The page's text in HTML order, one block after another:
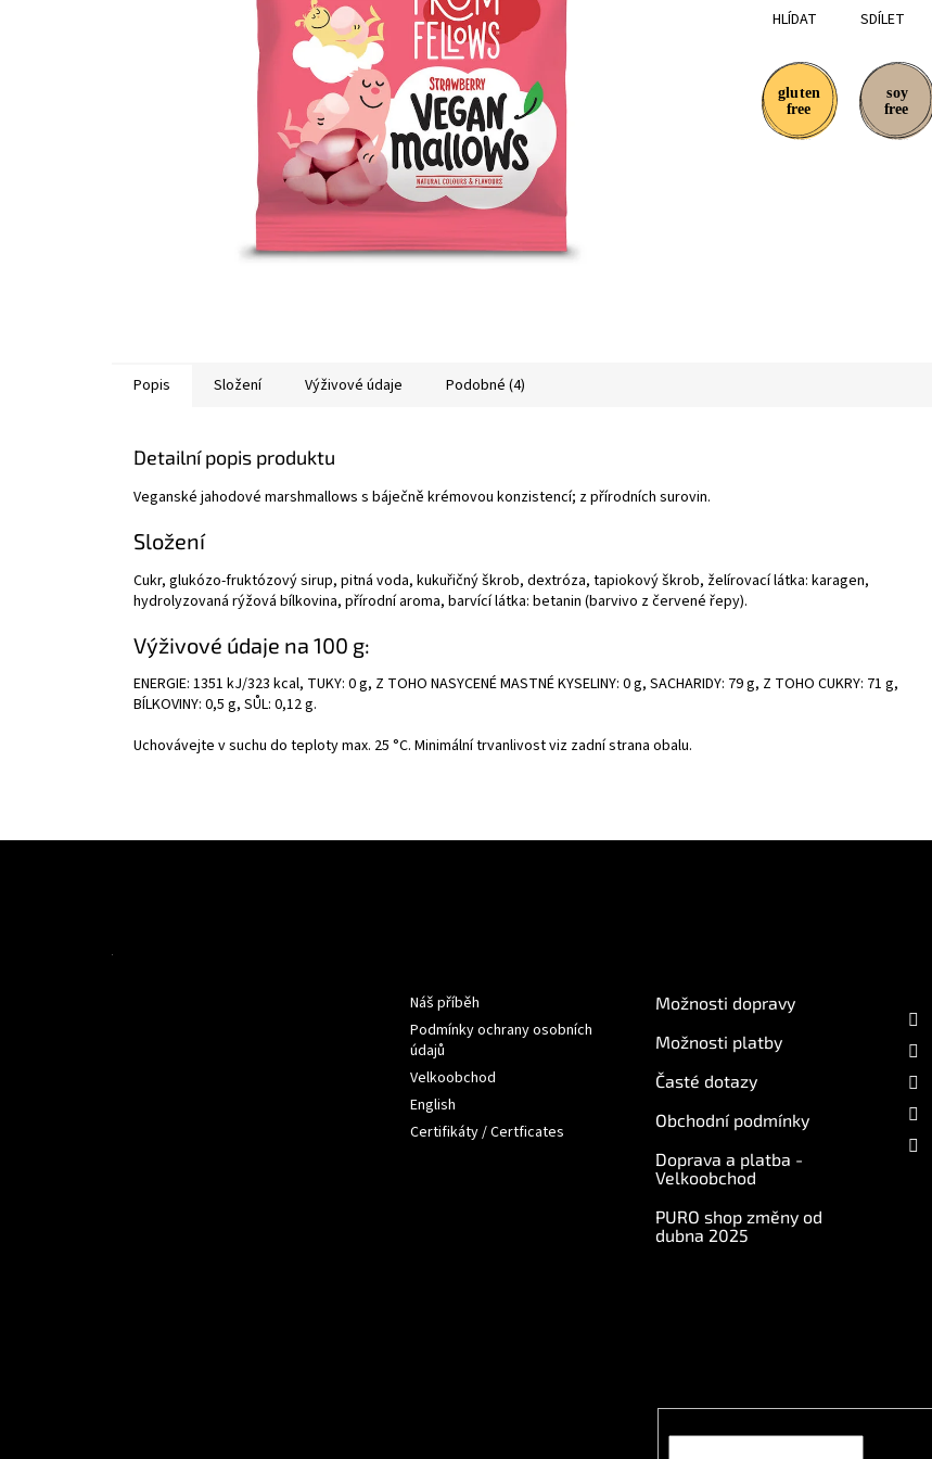
HLÍDAT SDÍLET
Popis Složení Výživové údaje Podobné (4)
Detailní popis produktu
Veganské jahodové marshmallows s báječně krémovou konzistencí; z přírodních surovin.
Složení
Cukr, glukózo-fruktózový sirup, pitná voda, kukuřičný škrob, dextróza, tapiokový škrob, želírovací látka: karagen,
hydrolyzovaná rýžová bílkovina, přírodní aroma, barvící látka: betanin (barvivo z červené řepy).
Výživové údaje na 100 g:
ENERGIE: 1351 kJ/323 kcal, TUKY: 0 g, Z TOHO NASYCENÉ MASTNÉ KYSELINY: 0 g, SACHARIDY: 79 g, Z TOHO CUKRY: 71 g,
BÍLKOVINY: 0,5 g, SŮL: 0,12 g.
Uchovávejte v suchu do teploty max. 25 °C. Minimální trvanlivost viz zadní strana obalu.
Náš příběh
Podmínky ochrany osobních
údajů
Velkoobchod
English
Certifikáty / Certficates
Možnosti dopravy
Možnosti platby
Časté dotazy
Obchodní podmínky
Doprava a platba -
Velkoobchod
PURO shop změny od
dubna 2025